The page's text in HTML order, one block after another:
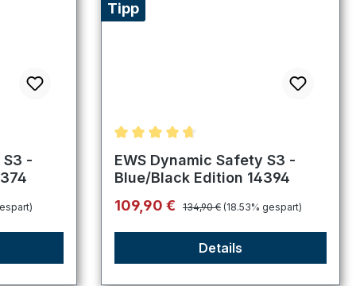
von 5 von 5 Sternen
S3 -
Tipp
Durchschnittliche Bewertung von 4.75
EWS Dynamic Safety S3 -
Blue/Black Edition 14394
Verkaufspreis:
109,90 € Regulärer Preis:
134,90 € (18.53% gespart)
Details